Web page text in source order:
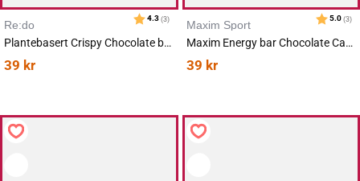
Re:do
Plantebasert Crispy Chocolate bar 40g
39 kr
Maxim Sport
Maxim Energy bar Chocolate Caramel 56g
39 kr